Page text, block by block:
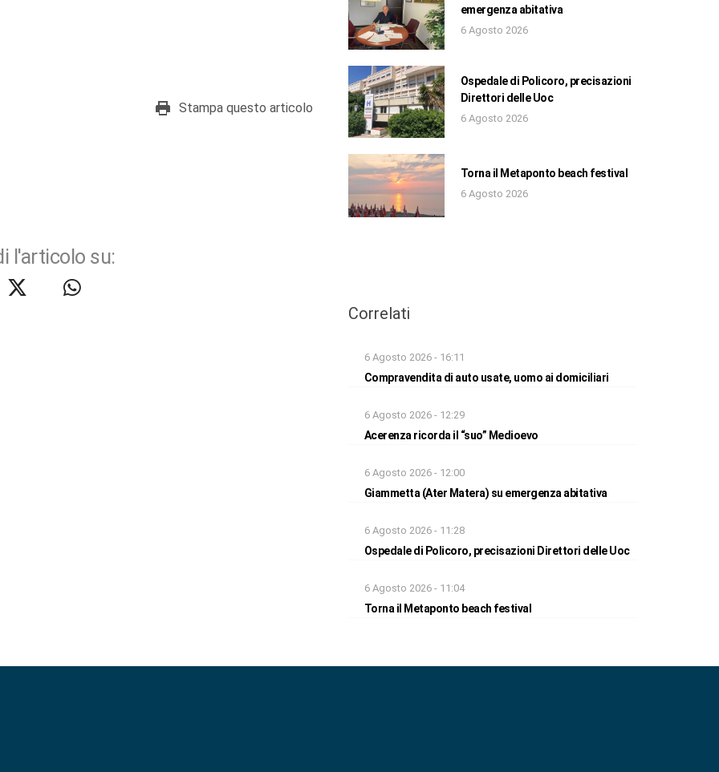
Stampa questo articolo
l'articolo su:
emergenza abitativa
6 Agosto 2026
Ospedale di Policoro, precisazioni
Direttori delle Uoc
6 Agosto 2026
Torna il Metaponto beach festival
6 Agosto 2026
Correlati
6 Agosto 2026 - 16:11
Compravendita di auto usate, uomo ai domiciliari
6 Agosto 2026 - 12:29
Acerenza ricorda il “suo” Medioevo
6 Agosto 2026 - 12:00
Giammetta (Ater Matera) su emergenza abitativa
6 Agosto 2026 - 11:28
Ospedale di Policoro, precisazioni Direttori delle Uoc
6 Agosto 2026 - 11:04
Torna il Metaponto beach festival